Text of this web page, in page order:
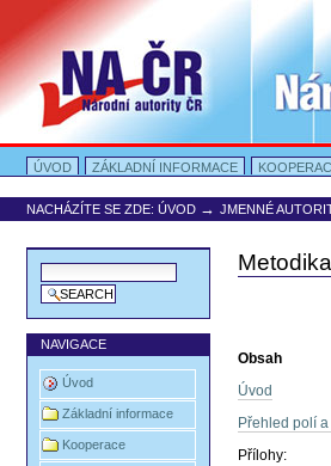
obsah
|
Přejít
na
navigaci
Portal Autority
Oddíly
ÚVOD
ZÁKLADNÍ INFORMACE
NACHÁZÍTE SE ZDE: ÚVOD →JMENNÉ
NAVIGACE
Úvod
Základní informace
Kooperace
Obsah
Úvod
Přehled polí
Přílohy: